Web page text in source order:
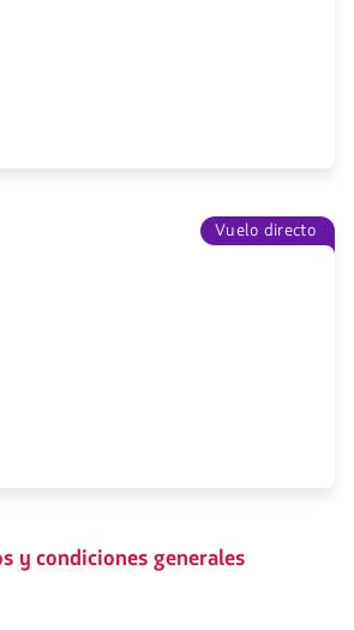
Vuelo directo
y condiciones generales